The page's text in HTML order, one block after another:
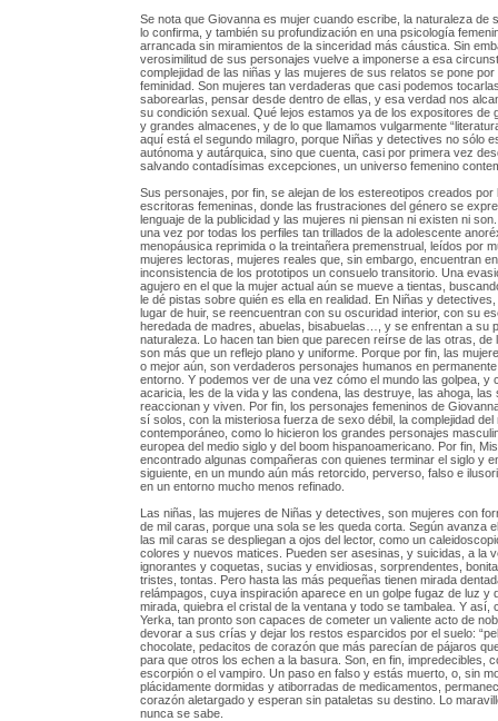
Se nota que Giovanna es mujer cuando escribe, la naturaleza de
lo confirma, y también su profundización en una psicología
arrancada sin miramientos de la sinceridad más cáustica. Sin
verosimilitud de sus personajes vuelve a imponerse a esa
complejidad de las niñas y las mujeres de sus relatos se pone por
feminidad. Son mujeres tan verdaderas que casi podemos
saborearlas, pensar desde dentro de ellas, y esa verdad nos
su condición sexual. Qué lejos estamos ya de los expositores de
y grandes almacenes, y de lo que llamamos vulgarmente
aquí está el segundo milagro, porque Niñas y detectives no sólo
autónoma y autárquica, sino que cuenta, casi por primera vez
salvando contadísimas excepciones, un universo femenino
Sus personajes, por fin, se alejan de los estereotipos creados por
escritoras femeninas, donde las frustraciones del género se
lenguaje de la publicidad y las mujeres ni piensan ni existen ni
una vez por todas los perfiles tan trillados de la adolescente
menopáusica reprimida o la treintañera premenstrual, leídos por
mujeres lectoras, mujeres reales que, sin embargo, encuentran
inconsistencia de los prototipos un consuelo transitorio. Una
agujero en el que la mujer actual aún se mueve a tientas,
le dé pistas sobre quién es ella en realidad. En Niñas y
lugar de huir, se reencuentran con su oscuridad interior, con su
heredada de madres, abuelas, bisabuelas…, y se enfrentan a su
naturaleza. Lo hacen tan bien que parecen reírse de las otras, de
son más que un reflejo plano y uniforme. Porque por fin, las
o mejor aún, son verdaderos personajes humanos en
entorno. Y podemos ver de una vez cómo el mundo las golpea, y
acaricia, les de la vida y las condena, las destruye, las ahoga, las
reaccionan y viven. Por fin, los personajes femeninos de
sí solos, con la misteriosa fuerza de sexo débil, la complejidad del
contemporáneo, como lo hicieron los grandes personajes
europea del medio siglo y del boom hispanoamericano. Por fin,
encontrado algunas compañeras con quienes terminar el siglo y
siguiente, en un mundo aún más retorcido, perverso, falso e
en un entorno mucho menos refinado.
Las niñas, las mujeres de Niñas y detectives, son mujeres con
de mil caras, porque una sola se les queda corta. Según avanza
las mil caras se despliegan a ojos del lector, como un
colores y nuevos matices. Pueden ser asesinas, y suicidas, a la
ignorantes y coquetas, sucias y envidiosas, sorprendentes,
tristes, tontas. Pero hasta las más pequeñas tienen mirada
relámpagos, cuya inspiración aparece en un golpe fugaz de luz y
mirada, quiebra el cristal de la ventana y todo se tambalea. Y así,
Yerka, tan pronto son capaces de cometer un valiente acto de
devorar a sus crías y dejar los restos esparcidos por el suelo:
chocolate, pedacitos de corazón que más parecían de pájaros
para que otros los echen a la basura. Son, en fin, impredecibles,
escorpión o el vampiro. Un paso en falso y estás muerto, o, sin
plácidamente dormidas y atiborradas de medicamentos,
corazón aletargado y esperan sin pataletas su destino. Lo
nunca se sabe.